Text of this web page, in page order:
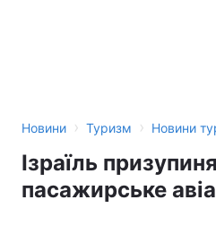
Новини › Туризм › Новини
Ізраїль
пасажирське